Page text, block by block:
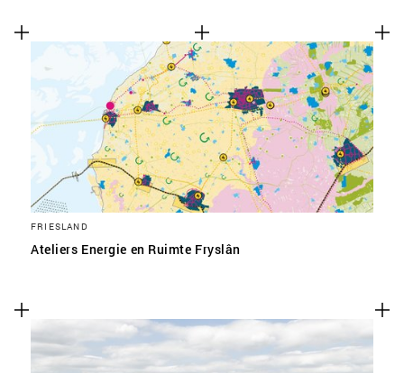
FRIESLAND
Ateliers Energie en Ruimte Fryslân